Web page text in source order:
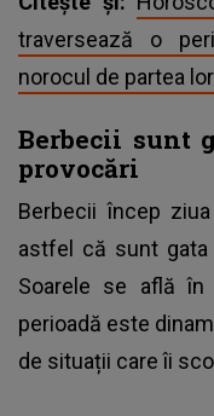
traversează o
norocul de partea lor
Berbecii sunt
provocări
Berbecii încep
astfel că sunt
Soarele se află
perioadă este
de situații care îi